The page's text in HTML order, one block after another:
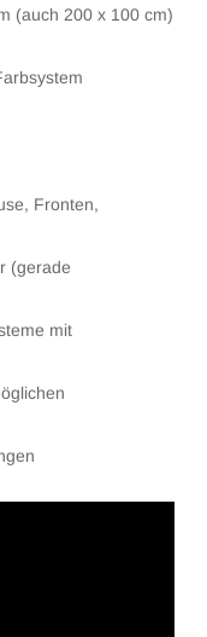
(auch 200 x 100 cm)
Fronten,
(gerade
mit